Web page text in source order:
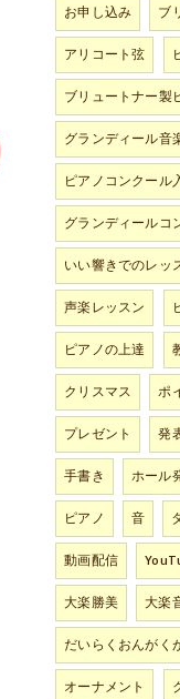
お申し込み
ブ
アリコート弦
ブリュートナー製
グランディール音
ピアノコンクール
グランディールコ
いい響きでのレッ
声楽レッスン
ピアノの上達
クリスマス
ポ
プレゼント
発
手書き
ホール
ピアノ
音
動画配信
大楽勝美
大楽
だいらくおんがく
オーナメント